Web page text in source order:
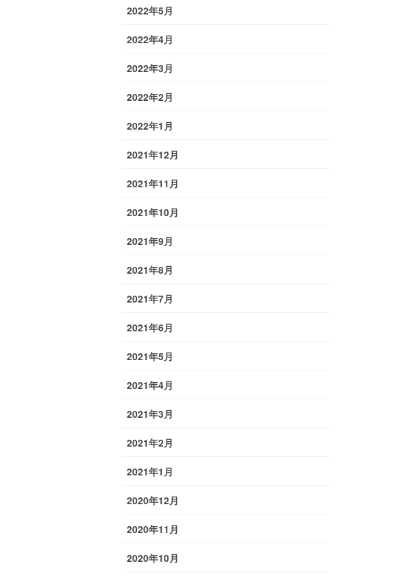
2022年5月
2022年4月
2022年3月
2022年2月
2022年1月
2021年12月
2021年11月
2021年10月
2021年9月
2021年8月
2021年7月
2021年6月
2021年5月
2021年4月
2021年3月
2021年2月
2021年1月
2020年12月
2020年11月
2020年10月